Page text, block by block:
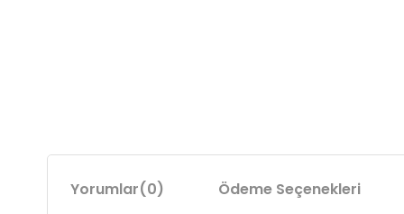
Yorumlar(0) Ödeme Seçenekleri